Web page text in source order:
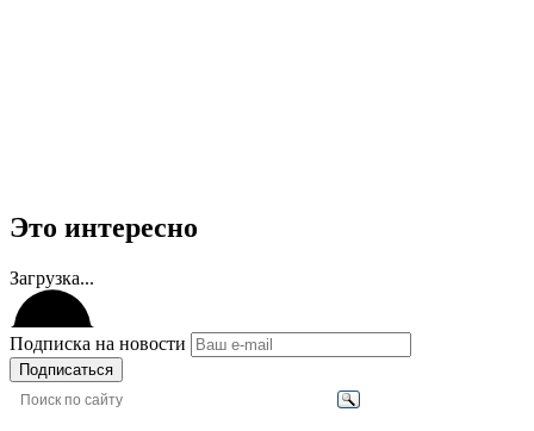
Это интересно
Загрузка...
Подписка на новости
Подписаться